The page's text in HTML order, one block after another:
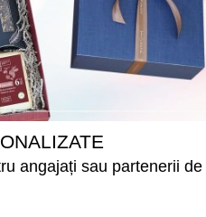
angajați sau partenerii de